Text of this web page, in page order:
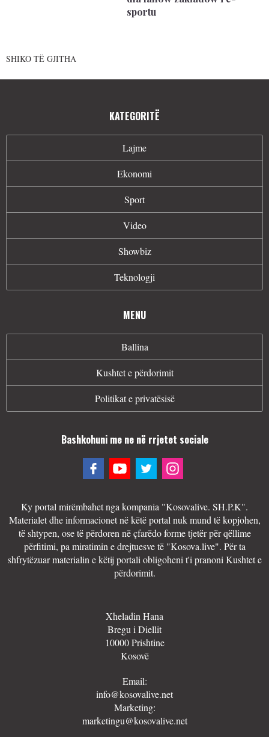
sportu
SHIKO TË GJITHA
KATEGORITË
Lajme
Ekonomi
Sport
Video
Showbiz
Teknologji
MENU
Ballina
Kushtet e përdorimit
Politikat e privatësisë
Bashkohuni me ne në rrjetet sociale
Ky portal mirëmbahet nga kompania "Kosovalive. SH.P.K".
Materialet dhe informacionet në këtë portal nuk mund të kopjohen,
të shtypen, ose të përdoren në çfarëdo forme tjetër për qëllime
përfitimi, pa miratimin e drejtuesve të "Kosova.live". Për ta
shfrytëzuar materialin e këtij portali obligoheni t'i pranoni Kushtet e
përdorimit.
Xheladin Hana
Bregu i Diellit
10000 Prishtine
Kosovë
Email:
info@kosovalive.net
Marketing:
marketingu@kosovalive.net